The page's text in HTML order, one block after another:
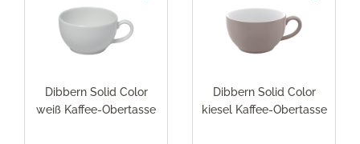
Dibbern Solid Color
weiß Kaffee-Obertasse
Dibbern Solid Color
kiesel Kaffee-Obertasse